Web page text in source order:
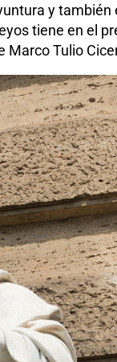
y también
tiene en el
Marco Tulio